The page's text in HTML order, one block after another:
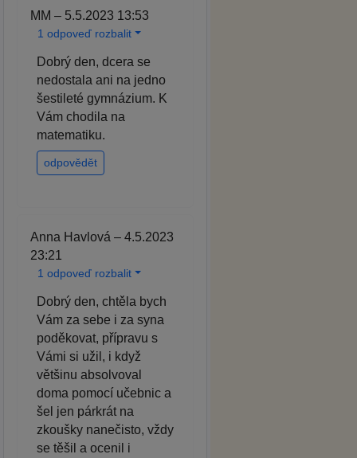
MM – 5.5.2023 13:53
1 odpoveď rozbalit
Dobrý den, dcera se
nedostala ani na jedno
šestileté gymnázium. K
Vám chodila na
matematiku.
odpovědět
Anna Havlová – 4.5.2023
23:21
1 odpoveď rozbalit
Dobrý den, chtěla bych
Vám za sebe i za syna
poděkovat, přípravu s
Vámi si užil, i když
většinu absolvoval
doma pomocí učebnic a
šel jen párkrát na
zkoušky nanečisto, vždy
se těšil a ocenil i